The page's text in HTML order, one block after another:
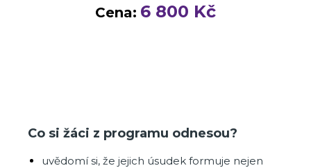
Cena: 6 800 Kč
Co si žáci z programu odnesou?
uvědomí si, že jejich úsudek formuje nejen